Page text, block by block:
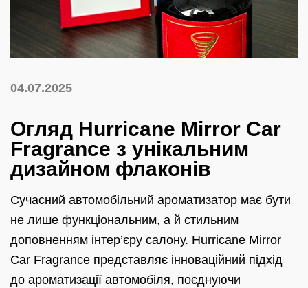
04.07.2025
Огляд Hurricane Mirror Car
Fragrance з унікальним
дизайном флаконів
Сучасний автомобільний ароматизатор має бути
не лише функціональним, а й стильним
доповненням інтер’єру салону. Hurricane Mirror
Car Fragrance представляє інноваційний підхід
до ароматизації автомобіля, поєднуючи